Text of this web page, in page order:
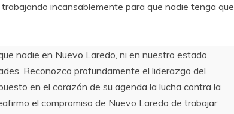
incansablemente para que nadie tenga que
nadie en Nuevo Laredo, ni en nuestro estado,
Reconozco profundamente el liderazgo del
en el corazón de su agenda la lucha contra la
el compromiso de Nuevo Laredo de trabajar